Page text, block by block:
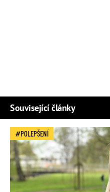
Související články
POLEPŠENÍ